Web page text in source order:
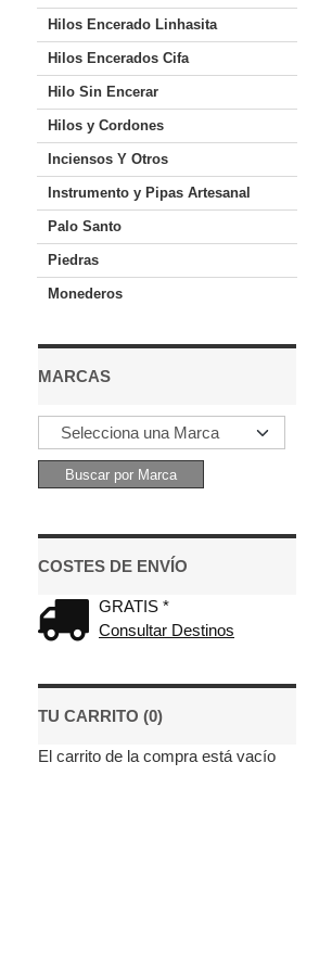
Hilos Encerado Linhasita
Hilos Encerados Cifa
Hilo Sin Encerar
Hilos y Cordones
Inciensos Y Otros
Instrumento y Pipas Artesanal
Palo Santo
Piedras
Monederos
MARCAS
COSTES DE ENVÍO
GRATIS *
Consultar Destinos
TU CARRITO (0)
El carrito de la compra está vacío